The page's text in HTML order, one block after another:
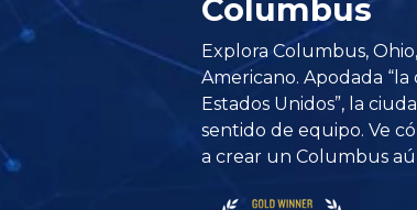
Columbus
Explora Columbus,
Americano. Apodada
Estados Unidos”, la
sentido de equipo. Ve
a crear un Columbus